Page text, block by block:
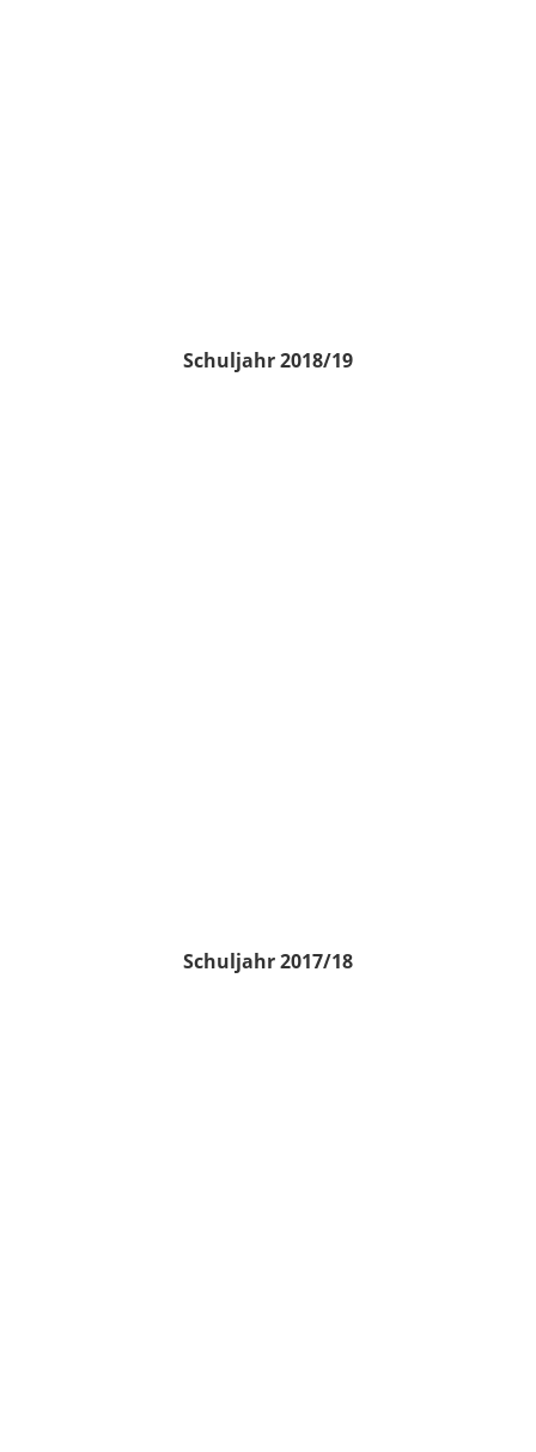
Schuljahr 2018/19
Schuljahr 2017/18